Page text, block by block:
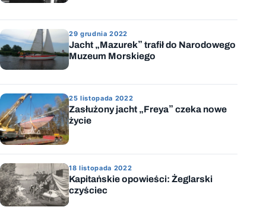
29 grudnia 2022
Jacht „Mazurek” trafił do Narodowego
Muzeum Morskiego
25 listopada 2022
Zasłużony jacht „Freya” czeka nowe
życie
18 listopada 2022
Kapitańskie opowieści: Żeglarski
czyściec